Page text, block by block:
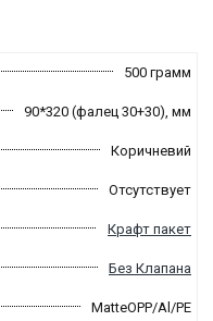
500 грамм
90*320 (фалец 30+30), мм
Коричневий
Отсутствует
Крафт пакет
Без Клапана
MatteOPP/Al/PE